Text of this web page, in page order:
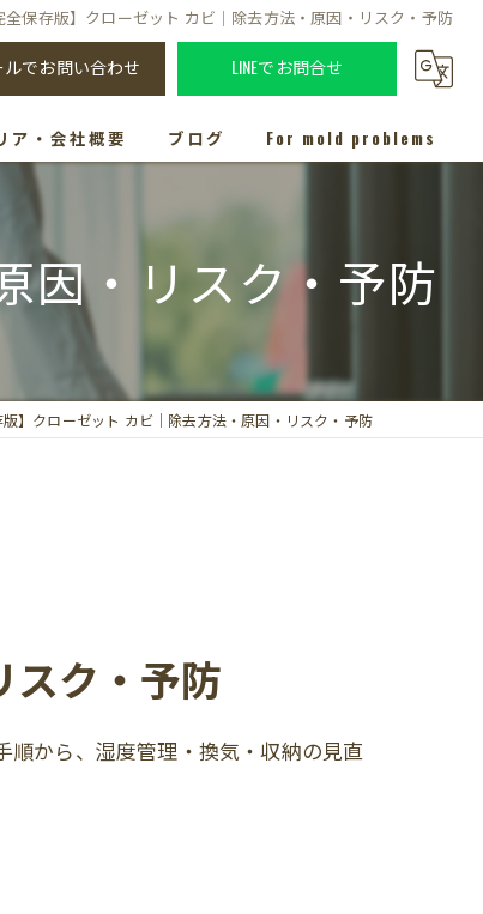
全保存版】クローゼット カビ｜除去方法・原因・リスク・予防
ルでお問い合わせ LINEでお問合せ
ア・会社概要 ブログ For mold problems
因・リスク・予防
版】クローゼット カビ｜除去方法・原因・リスク・予防
スク・予防
から、湿度管理・換気・収納の見直